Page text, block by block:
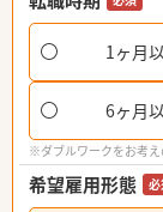
1ヶ月
6ヶ月
※ダブルワークをお考え
希望雇用形態